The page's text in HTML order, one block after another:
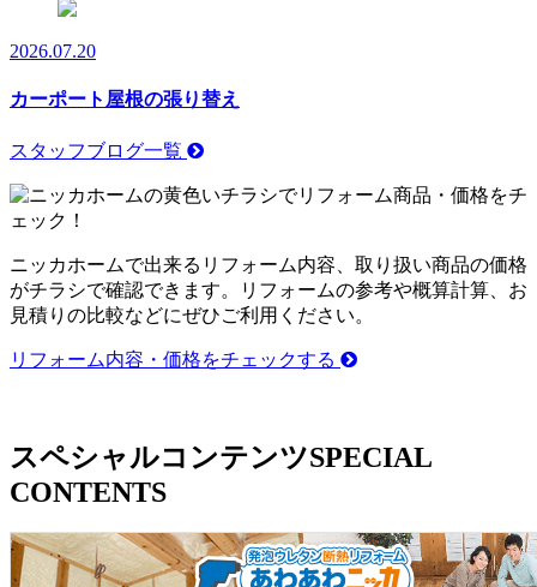
2026.07.20
カーポート屋根の張り替え
スタッフブログ一覧
ニッカホームで出来るリフォーム内容、取り扱い商品の価格
がチラシで確認できます。リフォームの参考や概算計算、お
見積りの比較などにぜひご利用ください。
リフォーム内容・価格をチェックする
スペシャルコンテンツSPECIAL
CONTENTS